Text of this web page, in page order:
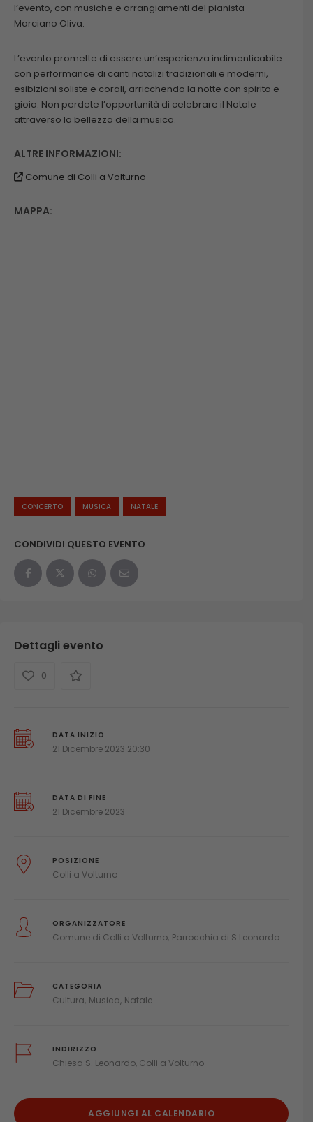
l’evento, con musiche e arrangiamenti del pianista
Marciano Oliva.
L’evento promette di essere un’esperienza indimenticabile
con performance di canti natalizi tradizionali e moderni,
esibizioni soliste e corali, arricchendo la notte con spirito e
gioia. Non perdete l’opportunità di celebrare il Natale
attraverso la bellezza della musica.
ALTRE INFORMAZIONI:
Comune di Colli a Volturno
MAPPA:
CONCERTO MUSICA NATALE
CONDIVIDI QUESTO EVENTO
Dettagli evento
0
DATA INIZIO
21 Dicembre 2023 20:30
DATA DI FINE
21 Dicembre 2023
POSIZIONE
Colli a Volturno
ORGANIZZATORE
Comune di Colli a Volturno Parrocchia di S.Leonardo
CATEGORIA
Cultura Musica Natale
INDIRIZZO
Chiesa S. Leonardo, Colli a Volturno
AGGIUNGI AL CALENDARIO